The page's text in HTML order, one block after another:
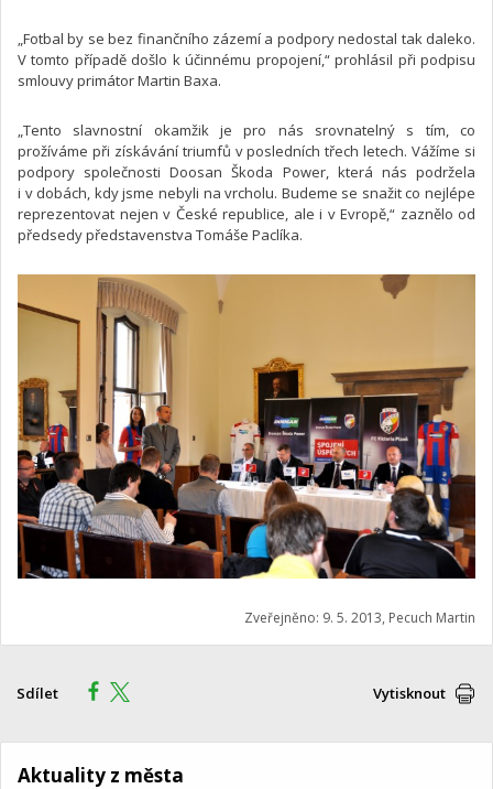
„Fotbal by se bez finančního zázemí a podpory nedostal tak daleko.
V tomto případě došlo k účinnému propojení,“ prohlásil při podpisu
smlouvy primátor Martin Baxa.
„Tento slavnostní okamžik je pro nás srovnatelný s tím, co
prožíváme při získávání triumfů v posledních třech letech. Vážíme si
podpory společnosti Doosan Škoda Power, která nás podržela
i v dobách, kdy jsme nebyli na vrcholu. Budeme se snažit co nejlépe
reprezentovat nejen v České republice, ale i v Evropě,“ zaznělo od
předsedy představenstva Tomáše Paclíka.
Zveřejněno: 9. 5. 2013, Pecuch Martin
Sdílet Vytisknout
Aktuality z města